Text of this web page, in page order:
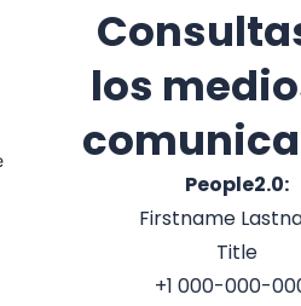
los
People2.0:
Firstname
Title
+1 000-000-